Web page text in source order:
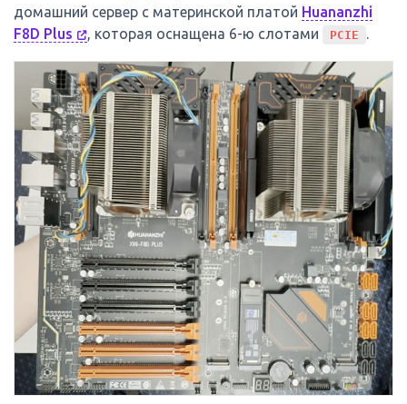
домашний сервер с материнской платой Huananzhi
F8D Plus
, которая оснащена 6-ю слотами PCIE .